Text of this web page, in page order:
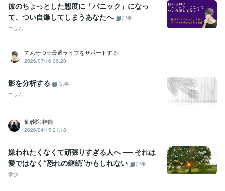
彼のちょっとした態度に「パニック」になっ
て、つい自爆してしまうあなたへ
記事
コラム
てんせつ☆最適ライフをサポートする
2026/07/16 06:20
影を分析する
記事
コラム
仙妙院 神龍
2026/04/15 21:18
嫌われたくなくて頑張りすぎる人へ ── それは
愛ではなく“恐れの継続”かもしれない
記事
学び